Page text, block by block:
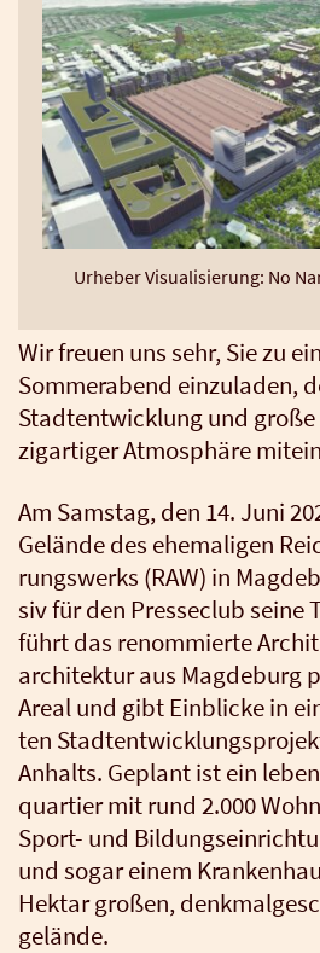
Urhe­ber Visua­li­sie­rung: No
Wir freu­en uns sehr, Sie zu
Som­mer­abend ein­zu­la­den,
Stadt­ent­wick­lung und
zig­ar­ti­ger Atmo­sphä­re
Am Sams­tag, den 14. Juni
Gelän­de des ehe­ma­li­gen
rungs­werks (RAW) in
siv für den Pres­se­club sei­ne
führt das renom­mier­te
archi­tek­tur aus Mag­de­burg
Are­al und gibt Ein­bli­cke in
ten
Anhalts. Geplant ist ein
quar­tier mit rund 2.000
Sport- und
und sogar einem
Hekt­ar gro­ßen,
ge­län­de.